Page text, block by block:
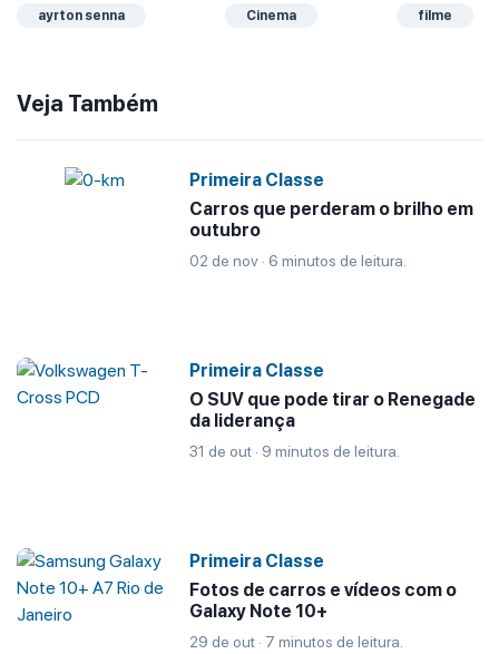
ayrton senna Cinema filme
Veja Também
Primeira Classe
Carros que perderam o brilho em
outubro
02 de nov · 6 minutos de leitura.
Primeira Classe
O SUV que pode tirar o Renegade
da liderança
31 de out · 9 minutos de leitura.
Primeira Classe
Fotos de carros e vídeos com o
Galaxy Note 10+
29 de out · 7 minutos de leitura.